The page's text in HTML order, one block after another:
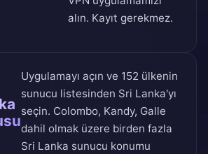
alın. Kayıt gerekmez.
Uygulamayı açın ve 152 ülkenin
sunucu listesinden Sri Lanka'yı
seçin. Colombo, Kandy, Galle
dahil olmak üzere birden fazla
Sri Lanka sunucu konumu